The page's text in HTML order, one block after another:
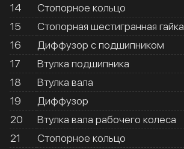
14
Стопорное кольцо
15
Стопорная шестигранная гайка
16
Диффузор с подшипником
17
Втулка подшипника
18
Втулка вала
19
Диффузор
20
Втулка вала рабочего колеса
21
Стопорное кольцо